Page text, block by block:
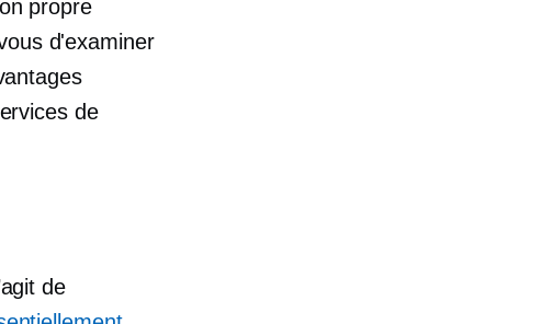
propre
d'examiner
de
de